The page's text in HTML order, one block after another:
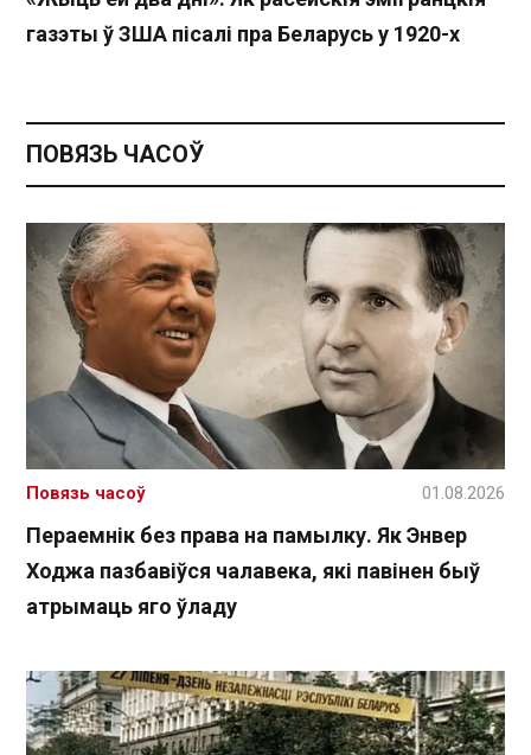
газэты ў ЗША пісалі пра Беларусь у 1920-х
ПОВЯЗЬ ЧАСОЎ
Пераемнік без права на памылку. Як Энвер
Ходжа пазбавіўся чалавека, які павінен быў
атрымаць яго ўладу
Повязь часоў 01.08.2026